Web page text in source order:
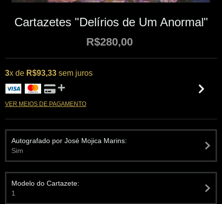
Cartazetes "Delírios de Um Anormal"
R$280,00
3x de R$93,33 sem juros
VER MEIOS DE PAGAMENTO
Autografado por José Mojica Marins:
Sim
Modelo do Cartazete:
1